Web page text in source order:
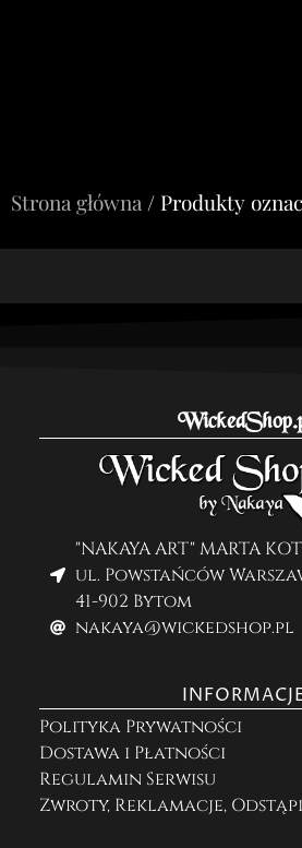
Strona główna / Produkty
"NAKAYA ART" MARTA
ul. Powstańców
41-902 Bytom
nakaya@wickedshop.pl
Polityka Prywatności
Dostawa i Płatności
Regulamin Serwisu
Zwroty, Reklamacje,